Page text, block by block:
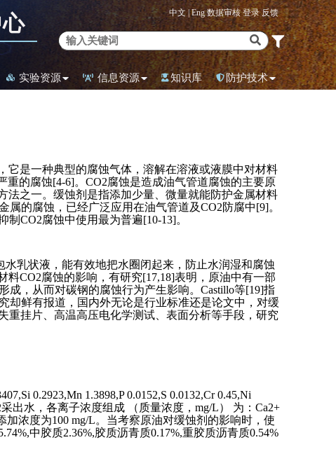
中文 |Eng 数据审核登录反馈
实验资源 信息资源 知识库 防护技术
它是一种典型的腐蚀气体，溶解在溶液或液膜中对材料
的腐蚀[4-6]。CO2腐蚀是造成油气管道腐蚀的主要原
法之一。缓蚀剂是指添加少量、微量就能防护金属材料
的腐蚀，已经广泛应用在油气管道及CO2防腐中[9]。
CO2腐蚀中使用最为普遍[10-13]。
乳状液，能有效地把水圈闭起来，防止水润湿和腐蚀
CO2腐蚀的影响，有研究[17,18]表明，原油中有一部
，从而对碳钢的腐蚀行为产生影响。Castillo等[19]指
却鲜有报道，国内外无论是行业标准还是论文中，对缓
重挂片、高温高压电化学测试、表面分析等手段，研究
0.2923,Mn 1.3898,P 0.0152,S 0.0132,Cr 0.45,Ni
出水，各离子浓度组成 （质量浓度，mg/L） 为：Ca2+
加浓度为100 mg/L。当考察原油对缓蚀剂的影响时，使
中胶质2.36%,胶质沥青质0.17%,重胶质沥青质0.54%